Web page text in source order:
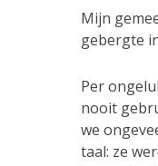
Mijn
gebergte
Per
nooit
we
taal: ze